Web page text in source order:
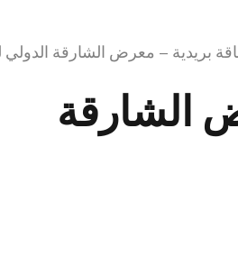
بريدية – معرض الشارقة الدولي
الشارقة